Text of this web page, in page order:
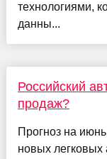
технологиями,
данны...
Российский
продаж?
Прогноз на
новых легковых